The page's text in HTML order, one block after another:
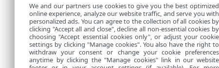
We and our partners use cookies to give you the best optimized
online experience, analyze our website traffic, and serve you with
personalized ads. You can agree to the collection of all cookies by
clicking "Accept all and close", decline all non-essential cookies by
choosing "Accept essential cookies only", or adjust your cookie
settings by clicking "Manage cookies". You also have the right to
withdraw your consent or change your cookie preferences
anytime by clicking the "Manage cookies" link in our website